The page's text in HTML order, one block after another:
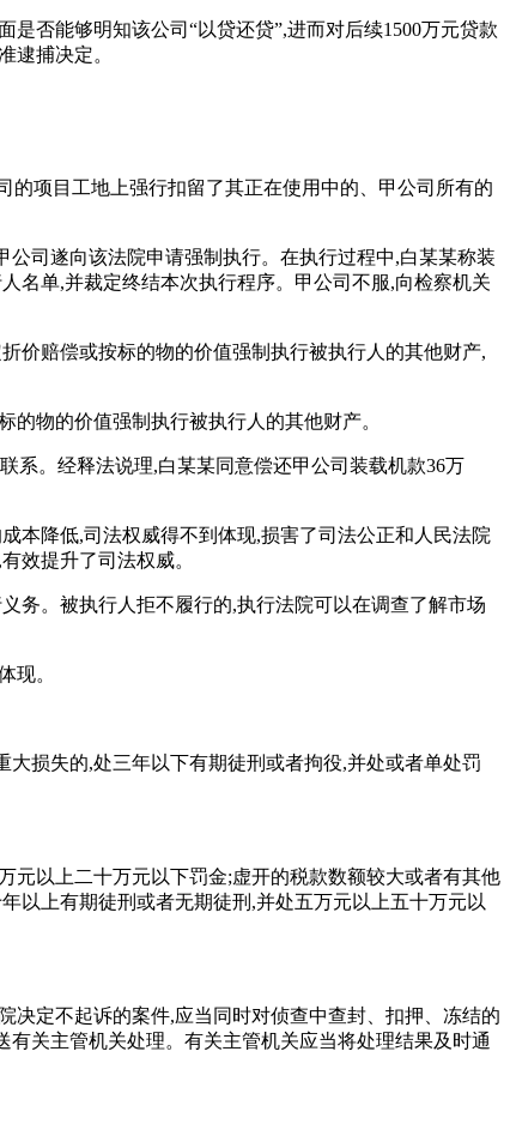
否能够明知该公司“以贷还贷”,进而对后续1500万元贷款
逮捕决定。
的项目工地上强行扣留了其正在使用中的、甲公司所有的
司遂向该法院申请强制执行。在执行过程中,白某某称装
名单,并裁定终结本次执行程序。甲公司不服,向检察机关
价赔偿或按标的物的价值强制执行被执行人的其他财产,
物的价值强制执行被执行人的其他财产。
系。经释法说理,白某某同意偿还甲公司装载机款36万
本降低,司法权威得不到体现,损害了司法公正和人民法院
效提升了司法权威。
务。被执行人拒不履行的,执行法院可以在调查了解市场
现。
损失的,处三年以下有期徒刑或者拘役,并处或者单处罚
元以上二十万元以下罚金;虚开的税款数额较大或者有其他
以上有期徒刑或者无期徒刑,并处五万元以上五十万元以
决定不起诉的案件,应当同时对侦查中查封、扣押、冻结的
关主管机关处理。有关主管机关应当将处理结果及时通